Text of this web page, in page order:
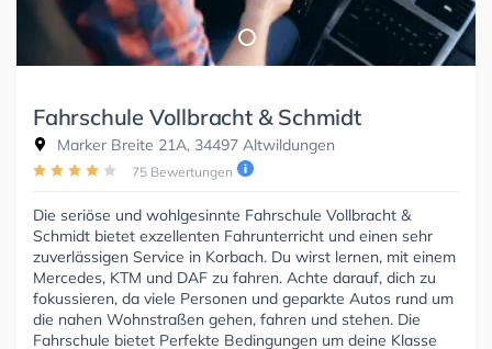
Fahrschule Vollbracht & Schmidt
Marker Breite 21A, 34497 Altwildungen
75 Bewertungen
Die seriöse und wohlgesinnte Fahrschule Vollbracht &
Schmidt bietet exzellenten Fahrunterricht und einen sehr
zuverlässigen Service in Korbach. Du wirst lernen, mit einem
Mercedes, KTM und DAF zu fahren. Achte darauf, dich zu
fokussieren, da viele Personen und geparkte Autos rund um
die nahen Wohnstraßen gehen, fahren und stehen. Die
Fahrschule bietet Perfekte Bedingungen um deine Klasse